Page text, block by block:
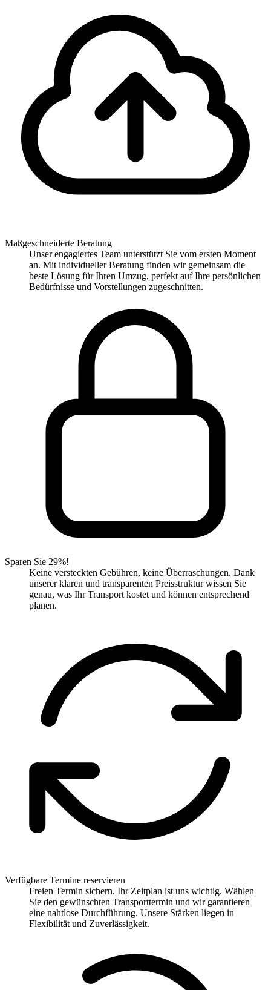
Maßgeschneiderte Beratung
Unser engagiertes Team unterstützt Sie vom ersten Moment
an. Mit individueller Beratung finden wir gemeinsam die
beste Lösung für Ihren Umzug, perfekt auf Ihre persönlichen
Bedürfnisse und Vorstellungen zugeschnitten.
Sparen Sie 29%!
Keine versteckten Gebühren, keine Überraschungen. Dank
unserer klaren und transparenten Preisstruktur wissen Sie
genau, was Ihr Transport kostet und können entsprechend
planen.
Verfügbare Termine reservieren
Freien Termin sichern. Ihr Zeitplan ist uns wichtig. Wählen
Sie den gewünschten Transporttermin und wir garantieren
eine nahtlose Durchführung. Unsere Stärken liegen in
Flexibilität und Zuverlässigkeit.